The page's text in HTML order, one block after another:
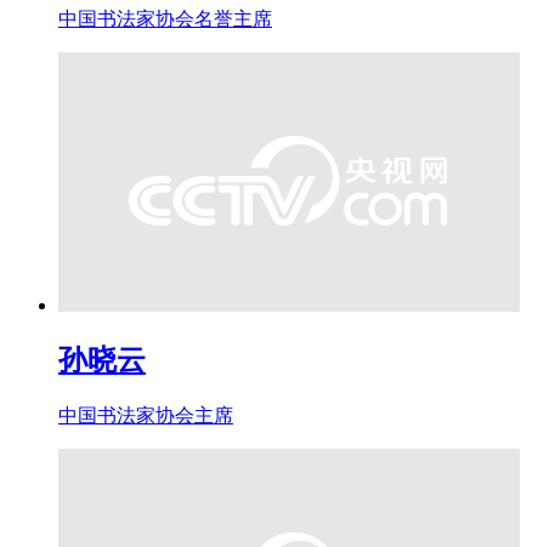
中国书法家协会名誉主席
孙晓云
中国书法家协会主席